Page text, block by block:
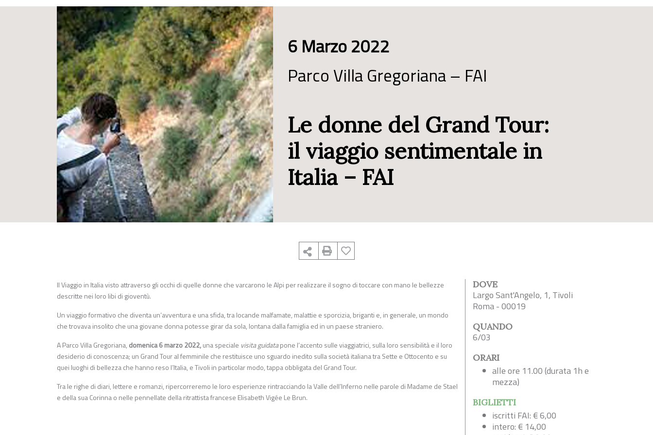
6 Marzo 2022
Parco Villa Gregoriana – FAI
Le donne del Grand Tour:
il viaggio sentimentale in
Italia – FAI
Il Viaggio in Italia visto attraverso gli occhi di quelle donne che varcarono le Alpi per realizzare il sogno di toccare con mano le bellezze
descritte nei loro libi di gioventù.
Un viaggio formativo che diventa un’avventura e una sfida, tra locande malfamate, malattie e sporcizia, briganti e, in generale, un mondo
che trovava insolito che una giovane donna potesse girar da sola, lontana dalla famiglia ed in un paese straniero.
A Parco Villa Gregoriana, domenica 6 marzo 2022,una speciale visita guidatapone l’accento sulle viaggiatrici, sulla loro sensibilità e il loro
desiderio di conoscenza; un Grand Tour al femminile che restituisce uno sguardo inedito sulla società italiana tra Sette e Ottocento e su
quei luoghi di bellezza che hanno reso l’Italia, e Tivoli in particolar modo, tappa obbligata del Grand Tour.
Tra le righe di diari, lettere e romanzi, ripercorreremo le loro esperienze rintracciando la Valle dell’Inferno nelle parole di Madame de Stael
e della sua Corinna o nelle pennellate della ritrattista francese Elisabeth Vigée Le Brun.
DOVE
Largo Sant'Angelo, 1, Tivoli
Roma - 00019
QUANDO
6/03
ORARI
alle ore 11.00 (durata 1h e
mezza)
BIGLIETTI
iscritti FAI: € 6,00
intero: € 14,00